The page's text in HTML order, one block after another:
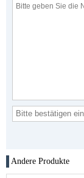
Andere Produkte